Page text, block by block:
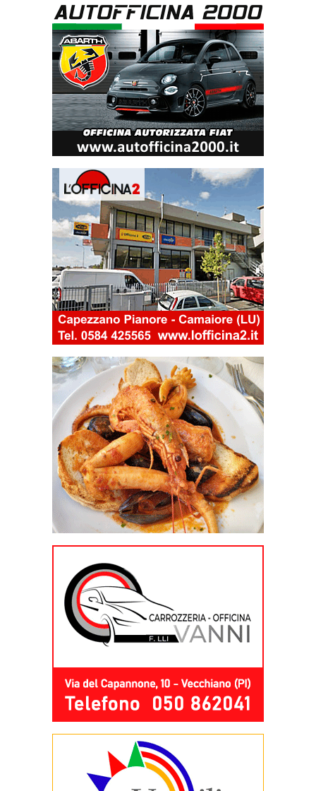
La tua recensione
Nome
Email
Ins. risultato (0 + 6)
Informativa sul trattamento dati
personali - Art. 13 D.Lgs. 196/2003
Formula di consenso
Compilando la form e cliccando su "Invia
Acquisite le informazioni che precedono, rese
196/2003, consento al trattamento dei miei dati come
Invia